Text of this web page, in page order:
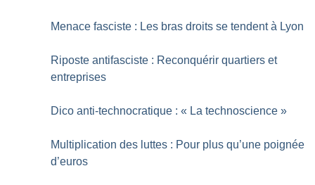
Menace fasciste : Les bras droits se tendent à Lyon
Riposte antifasciste : Reconquérir quartiers et
entreprises
Dico anti-technocratique : « La technoscience »
Multiplication des luttes : Pour plus qu’une poignée
d’euros